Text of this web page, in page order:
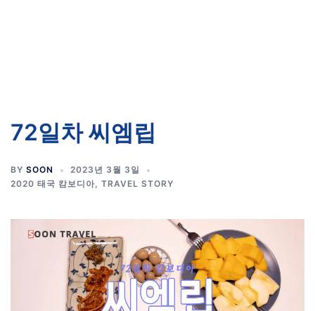
72일차 씨엠립
BY SOON
2023년 3월 3일
2020 태국 캄보디아, TRAVEL STORY